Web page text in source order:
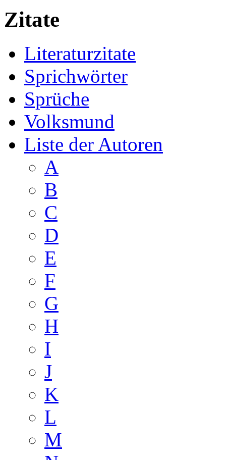
Zitate
Literaturzitate
Sprichwörter
Sprüche
Volksmund
Liste der Autoren
A
B
C
D
E
F
G
H
I
J
K
L
M